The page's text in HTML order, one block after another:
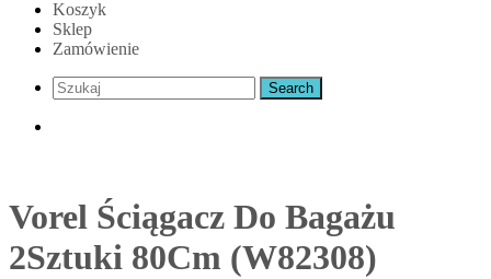
Koszyk
Sklep
Zamówienie
Vorel Ściągacz Do Bagażu
2Sztuki 80Cm (W82308)